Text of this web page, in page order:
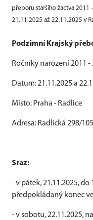
přeboru staršího žactva
21.11.2025 až 22.11.2025 v
Podzimní Krajský
Ročníky narození 2011 -
Datum: 21.11.2025 a
Místo: Praha - Radlice
Adresa: Radlická 298/
Sraz:
- v pátek, 21.11.2025,
předpokládaný konec
- v sobotu, 22.11.2025,